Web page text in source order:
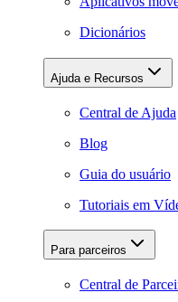
Dicionários
Ajuda e Recursos
Central de Ajuda
Blog
Guia do usuário
Tutoriais em
Para parceiros
Central de